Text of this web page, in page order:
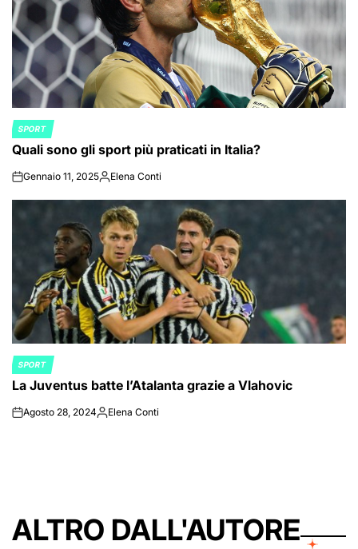
POSTED
IN
SPORT
Quali sono gli sport più praticati in Italia?
onGennaio 11, 2025Posted
Elena Conti
POSTED
IN
SPORT
La Juventus batte l’Atalanta grazie a Vlahovic
onAgosto 28, 2024Posted
Elena Conti
ALTRO DALL'AUTORE